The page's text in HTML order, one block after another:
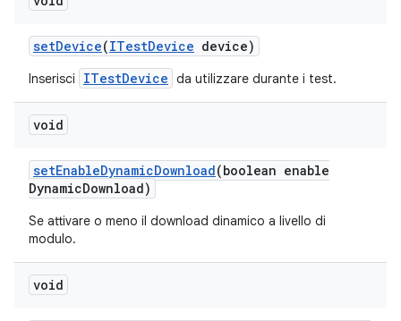
setDevice(ITestDevice device)
Inserisci ITestDevice da utilizzare durante i test.
void
setEnableDynamicDownload(boolean enable
DynamicDownload)
Se attivare o meno il download dinamico a livello di
modulo.
void